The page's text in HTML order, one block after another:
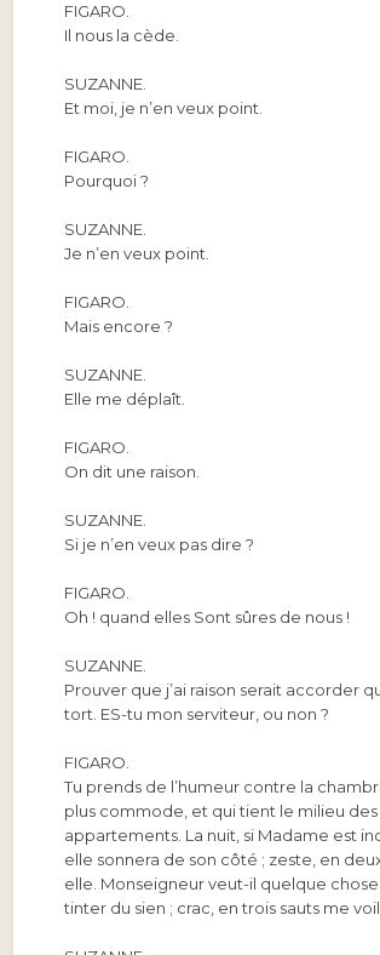
FIGARO.
Il nous la cède.
SUZANNE.
Et moi, je n’en veux point.
FIGARO.
Pourquoi ?
SUZANNE.
Je n’en veux point.
FIGARO.
Mais encore ?
SUZANNE.
Elle me déplaît.
FIGARO.
On dit une raison.
SUZANNE.
Si je n’en veux pas dire ?
FIGARO.
Oh ! quand elles Sont sûres de nous !
SUZANNE.
Prouver que j’ai raison serait accorder
tort. ES-tu mon serviteur, ou non ?
FIGARO.
Tu prends de l’humeur contre la
plus commode, et qui tient le milieu
appartements. La nuit, si Madame est
elle sonnera de son côté ; zeste, en
elle. Monseigneur veut-il quelque chose
tinter du sien ; crac, en trois sauts me